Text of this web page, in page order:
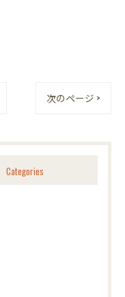
次のページ >
Categories